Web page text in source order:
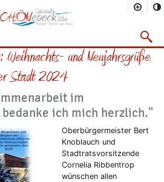
Startseite
Rathaus
2024
und Neujahrsgrüße
Stadt 2024
im
ich mich herzlich."
Oberbürgermeister Bert
Knoblauch und
Stadtratsvorsitzende
Cornelia Ribbentrop
wünschen allen